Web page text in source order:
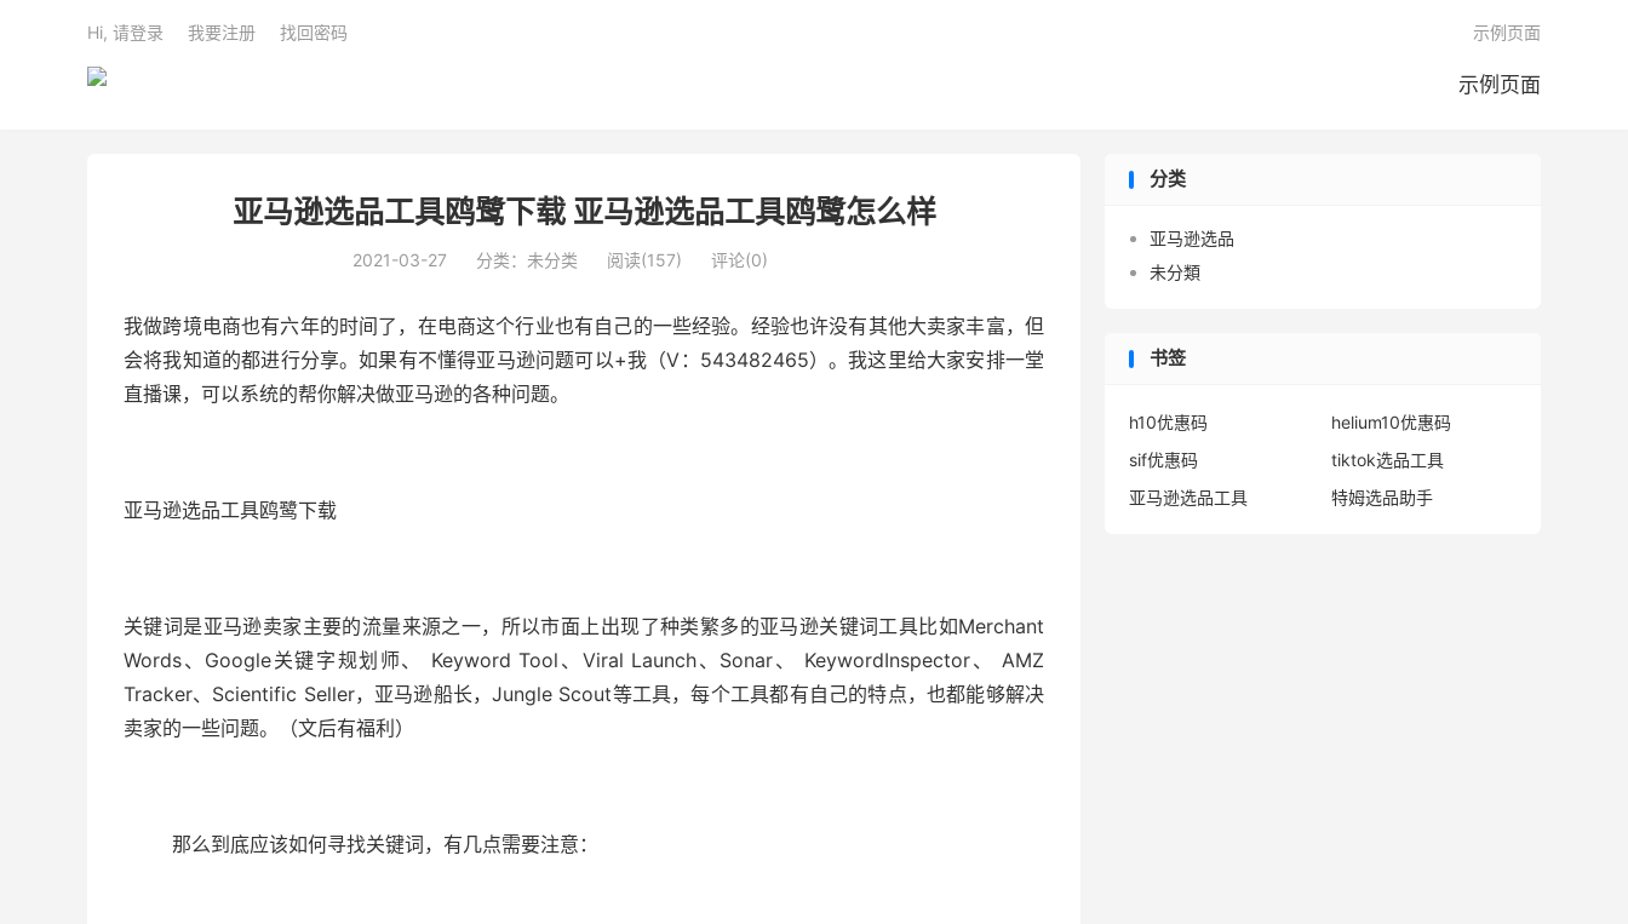
示例页面
示例页面
Hi, 请登录 我要注册 找回密码
亚马逊选品工具鸥鹭下载 亚马逊选品工具鸥鹭怎么样
2021-03-27 分类：未分类 阅读(157) 评论(0)
我做跨境电商也有六年的时间了，在电商这个行业也有自己的一些经验。经验也许没有其他大卖家丰富，但
会将我知道的都进行分享。如果有不懂得亚马逊问题可以+我（V：543482465）。我这里给大家安排一堂
直播课，可以系统的帮你解决做亚马逊的各种问题。
亚马逊选品工具鸥鹭下载
关键词是亚马逊卖家主要的流量来源之一，所以市面上出现了种类繁多的亚马逊关键词工具比如Merchant
Words、Google关键字规划师、 Keyword Tool、Viral Launch、Sonar、 KeywordInspector、 AMZ
Tracker、Scientific Seller，亚马逊船长，Jungle Scout等工具，每个工具都有自己的特点，也都能够解决
卖家的一些问题。（文后有福利）
那么到底应该如何寻找关键词，有几点需要注意：
分类
亚马逊选品
未分類
书签
h10优惠码
helium10优惠码
sif优惠码
tiktok选品工具
亚马逊选品工具
特姆选品助手